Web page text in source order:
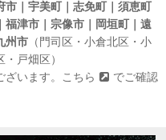
市｜宇美町｜志免町｜須恵町
福津市｜宗像市｜岡垣町｜遠
州市 （門司区・小倉北区・小
戸畑区）
います。
こちら
でご確認